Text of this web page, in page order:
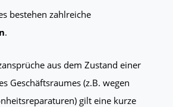
bestehen zahlreiche
.
aus dem Zustand einer
Geschäftsraumes (z.B. wegen
gilt eine kurze